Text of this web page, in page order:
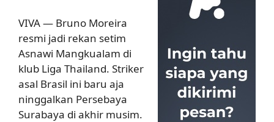
VIVA — Bruno Moreira
resmi jadi rekan setim
Asnawi Mangkualam di
klub Liga Thailand. Striker
asal Brasil ini baru aja
ninggalkan Persebaya
Surabaya di akhir musim.